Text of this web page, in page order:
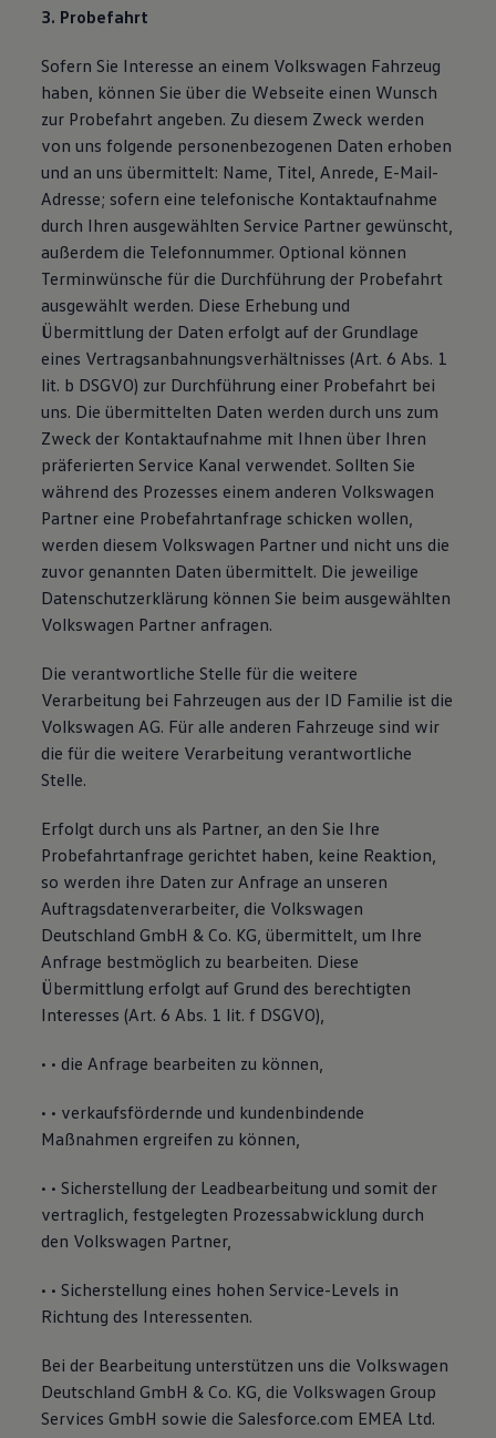
3. Probefahrt
Sofern Sie Interesse an einem Volkswagen Fahrzeug
haben, können Sie über die Webseite einen Wunsch
zur Probefahrt angeben. Zu diesem Zweck werden
von uns folgende personenbezogenen Daten erhoben
und an uns übermittelt: Name, Titel, Anrede, E-Mail-
Adresse; sofern eine telefonische Kontaktaufnahme
durch Ihren ausgewählten Service Partner gewünscht,
außerdem die Telefonnummer. Optional können
Terminwünsche für die Durchführung der Probefahrt
ausgewählt werden. Diese Erhebung und
Übermittlung der Daten erfolgt auf der Grundlage
eines Vertragsanbahnungsverhältnisses (Art. 6 Abs. 1
lit. b DSGVO) zur Durchführung einer Probefahrt bei
uns. Die übermittelten Daten werden durch uns zum
Zweck der Kontaktaufnahme mit Ihnen über Ihren
präferierten Service Kanal verwendet. Sollten Sie
während des Prozesses einem anderen Volkswagen
Partner eine Probefahrtanfrage schicken wollen,
werden diesem Volkswagen Partner und nicht uns die
zuvor genannten Daten übermittelt. Die jeweilige
Datenschutzerklärung können Sie beim ausgewählten
Volkswagen Partner anfragen.
Die verantwortliche Stelle für die weitere
Verarbeitung bei Fahrzeugen aus der ID Familie ist die
Volkswagen AG. Für alle anderen Fahrzeuge sind wir
die für die weitere Verarbeitung verantwortliche
Stelle.
Erfolgt durch uns als Partner, an den Sie Ihre
Probefahrtanfrage gerichtet haben, keine Reaktion,
so werden ihre Daten zur Anfrage an unseren
Auftragsdatenverarbeiter, die Volkswagen
Deutschland GmbH & Co. KG, übermittelt, um Ihre
Anfrage bestmöglich zu bearbeiten. Diese
Übermittlung erfolgt auf Grund des berechtigten
Interesses (Art. 6 Abs. 1 lit. f DSGVO),
• • die Anfrage bearbeiten zu können,
• • verkaufsfördernde und kundenbindende
Maßnahmen ergreifen zu können,
• • Sicherstellung der Leadbearbeitung und somit der
vertraglich, festgelegten Prozessabwicklung durch
den Volkswagen Partner,
• • Sicherstellung eines hohen Service-Levels in
Richtung des Interessenten.
Bei der Bearbeitung unterstützen uns die Volkswagen
Deutschland GmbH & Co. KG, die Volkswagen Group
Services GmbH sowie die Salesforce.com EMEA Ltd.